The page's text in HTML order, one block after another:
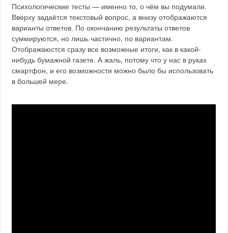
Психологические тесты — именно то, о чём вы подумали.
Вверху задаётся текстовый вопрос, а внизу отображаются
варианты ответов. По окончанию результаты ответов
суммируются, но лишь частично, по вариантам.
Отображаюстся сразу все возможные итоги, как в какой-
нибудь бумажной газете. А жаль, потому что у нас в руках
смартфон, и его возможности можно было бы использовать
в большей мере.